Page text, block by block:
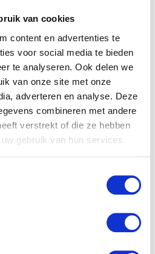
van cookies
content en advertenties te
voor social media te bieden
te analyseren. Ook delen we
van onze site met onze
adverteren en analyse. Deze
combineren met andere
verstrekt of die ze hebben
gebruik van hun services.